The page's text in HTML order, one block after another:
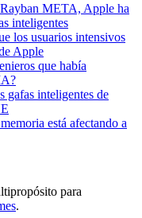
META, Apple ha
inteligentes
los usuarios intensivos
Apple
que había
gafas inteligentes de
está afectando a
para
.